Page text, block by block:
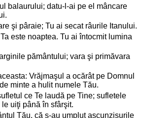
balaurului; datu-l-ai pe el mâncare
şi pâraie; Tu ai secat râurile Itanului.
este noaptea. Tu ai întocmit lumina
pământului; vara şi primăvara
Vrăjmaşul a ocărât pe Domnul
minte a hulit numele Tău.
ce Te laudă pe Tine; sufletele
uiţi până în sfârşit.
Tău, că s-au umplut ascunzişurile